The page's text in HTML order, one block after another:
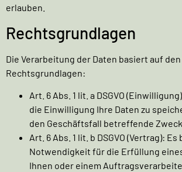
erlauben.
Rechtsgrundlagen
Die Verarbeitung der Daten basiert auf
Rechtsgrundlagen:
Art. 6 Abs. 1 lit. a DSGVO
die Einwilligung Ihre Daten zu
den Geschäftsfall betreffende
Art. 6 Abs. 1 lit. b DSGVO (Vertrag):
Notwendigkeit für die Erfüllung
Ihnen oder einem